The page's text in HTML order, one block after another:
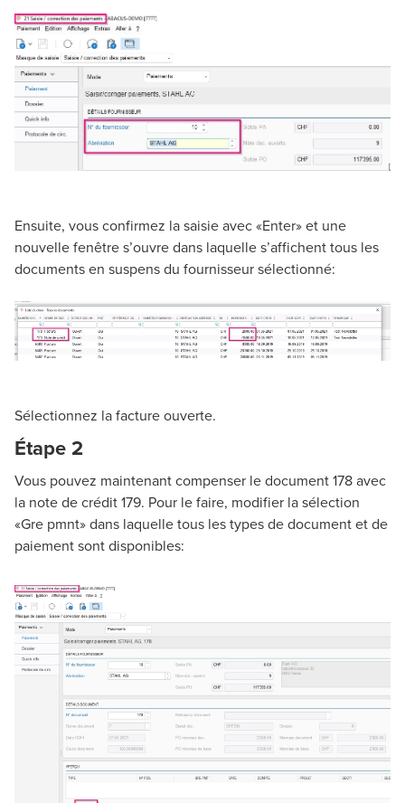
Ensuite, vous confirmez la saisie avec «Enter» et une
nouvelle fenêtre s’ouvre dans laquelle s’affichent tous les
documents en suspens du fournisseur sélectionné:
Sélectionnez la facture ouverte.
Étape 2
Vous pouvez maintenant compenser le document 178 avec
la note de crédit 179. Pour le faire, modifier la sélection
«Gre pmnt» dans laquelle tous les types de document et de
paiement sont disponibles: